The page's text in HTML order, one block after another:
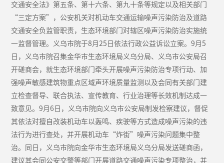
交通安全法》第五条、第十六条、第九十条等规定以及相关部门
“三定方案”，公安机关对机动车交通运输噪声污染防治及道路
交通安全负监管职责，生态环境部门对辖区噪声污染防治实施统
一监督管理。义乌市院于8月25日依法行政公益诉讼立案。9月5
日，义乌市院召集金华市生态环境局义乌分局、义乌市公安局召
开磋商会，就生态环境部门牵头开展噪声污染防治专项行动、加
强噪声敏感建筑物重点区域声环境质量监测以及会同有关部门建
立检查督导、联合执法、宣传教育、行业治理等长效机制达成一
致意见。9月6日，义乌市院向义乌市公安局制发检察建议，督促
其依法对擅自改装机动车以轰鸣、疾驶等方式造成噪声污染的违
法行为进行查处，并开展机动车“炸街”噪声污染问题集中整
治。同日，义乌市院向金华市生态环境局义乌分局发送磋商函，
建议其会同公安交警等部门开展道路交通噪声污染专项整治，并